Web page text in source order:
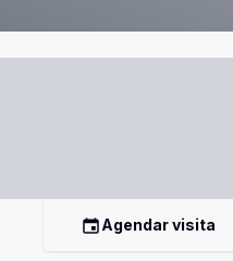
Agendar visita